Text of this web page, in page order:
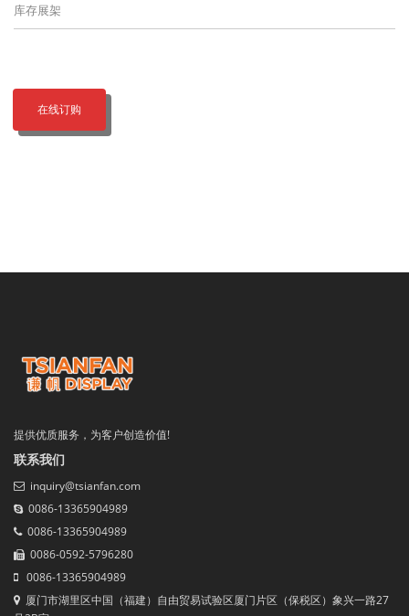
库存展架
在线订购
提供优质服务，为客户创造价值!
联系我们
inquiry@tsianfan.com
0086-13365904989
0086-13365904989
0086-0592-5796280
0086-13365904989
厦门市湖里区中国（福建）自由贸易试验区厦门片区（保税区）象兴一路27